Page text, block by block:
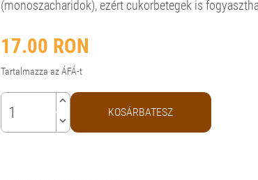
(monoszacharidok), ezért cukorbetegek is
17.00 RON
Tartalmazza az ÁFÁ-t
keyboard_arrow_up
keyboard_arrow_down
KOSÁRBATESZ